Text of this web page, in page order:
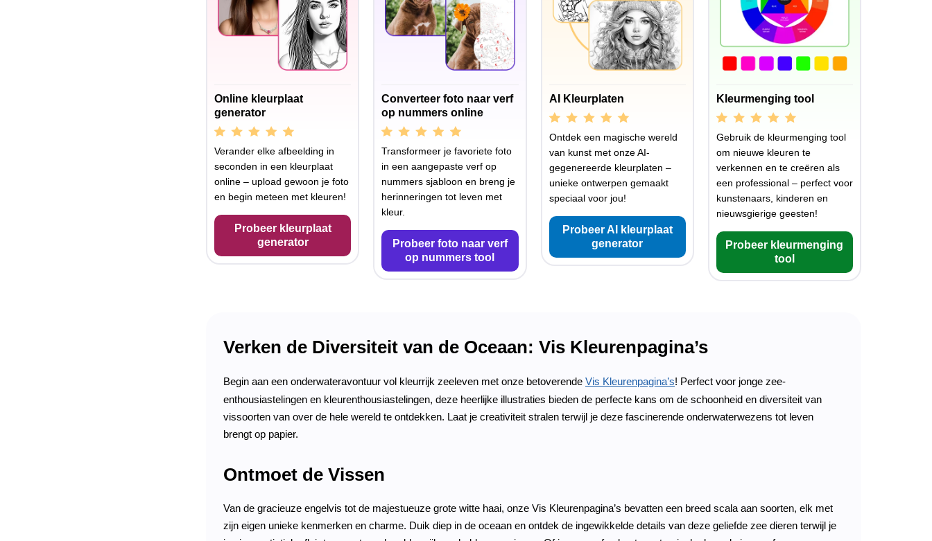
Online kleurplaat
generator
Verander elke afbeelding in
seconden in een kleurplaat
online – upload gewoon je foto
en begin meteen met kleuren!
Probeer kleurplaat
generator
Converteer foto naar verf
op nummers online
Transformeer je favoriete foto
in een aangepaste verf op
nummers sjabloon en breng je
herinneringen tot leven met
kleur.
Probeer foto naar verf
op nummers tool
AI Kleurplaten
Ontdek een magische wereld
van kunst met onze AI-
gegenereerde kleurplaten –
unieke ontwerpen gemaakt
speciaal voor jou!
Probeer AI kleurplaat
generator
Kleurmenging tool
Gebruik de kleurmenging tool
om nieuwe kleuren te
verkennen en te creëren als
een professional – perfect voor
kunstenaars, kinderen en
nieuwsgierige geesten!
Probeer kleurmenging
tool
Verken de Diversiteit van de Oceaan: Vis Kleurenpagina’s
Begin aan een onderwateravontuur vol kleurrijk zeeleven met onze betoverende Vis Kleurenpagina’s! Perfect voor jonge zee-
enthousiastelingen en kleurenthousiastelingen, deze heerlijke illustraties bieden de perfecte kans om de schoonheid en diversiteit van
vissoorten van over de hele wereld te ontdekken. Laat je creativiteit stralen terwijl je deze fascinerende onderwaterwezens tot leven
brengt op papier.
Ontmoet de Vissen
Van de gracieuze engelvis tot de majestueuze grote witte haai, onze Vis Kleurenpagina’s bevatten een breed scala aan soorten, elk met
zijn eigen unieke kenmerken en charme. Duik diep in de oceaan en ontdek de ingewikkelde details van deze geliefde zee dieren terwijl je